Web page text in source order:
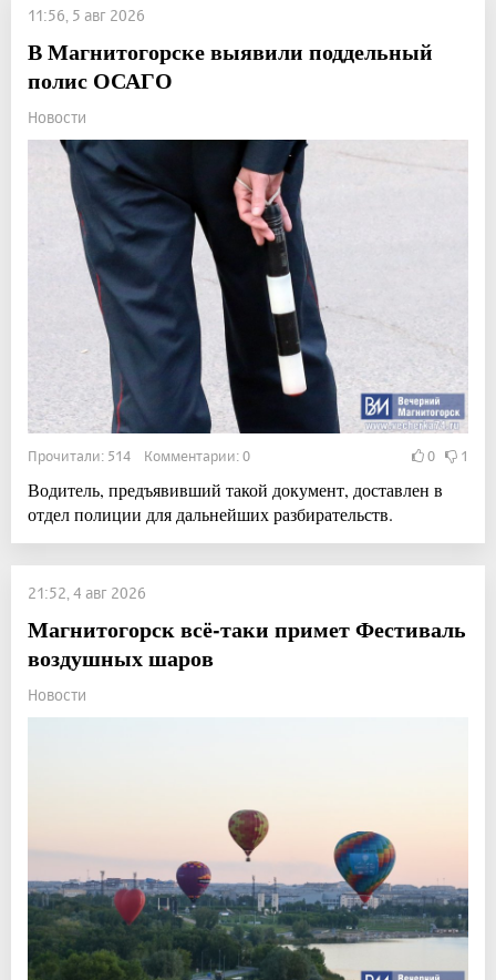
11:56, 5 авг 2026
В Магнитогорске выявили поддельный
полис ОСАГО
Новости
Прочитали: 514 Комментарии: 0 0 1
Водитель, предъявивший такой документ, доставлен в
отдел полиции для дальнейших разбирательств.
21:52, 4 авг 2026
Магнитогорск всё-таки примет Фестиваль
воздушных шаров
Новости